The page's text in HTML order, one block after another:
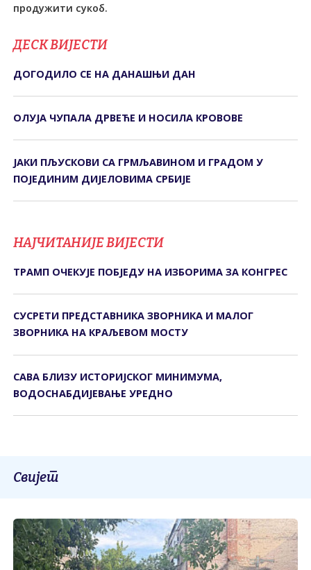
продужити сукоб.
ДЕСК ВИЈЕСТИ
ДОГОДИЛО СЕ НА ДАНАШЊИ ДАН
ОЛУЈА ЧУПАЛА ДРВЕЋЕ И НОСИЛА КРОВОВЕ
ЈАКИ ПЉУСКОВИ СА ГРМЉАВИНОМ И ГРАДОМ У
ПОЈЕДИНИМ ДИЈЕЛОВИМА СРБИЈЕ
НАЈЧИТАНИЈЕ ВИЈЕСТИ
ТРАМП ОЧЕКУЈЕ ПОБЈЕДУ НА ИЗБОРИМА ЗА КОНГРЕС
СУСРЕТИ ПРЕДСТАВНИКА ЗВОРНИКА И МАЛОГ
ЗВОРНИКА НА КРАЉЕВОМ МОСТУ
САВА БЛИЗУ ИСTОРИЈСКОГ МИНИМУМА,
ВОДОСНАБДИЈЕВАЊЕ УРЕДНО
Свијет